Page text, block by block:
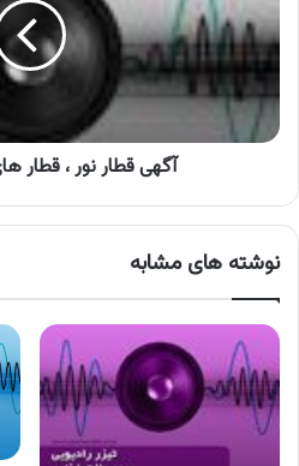
،
قطار
های
پنج
ستاره
نور
آگهی قطار نور ، قطار
نوشته های مشابه